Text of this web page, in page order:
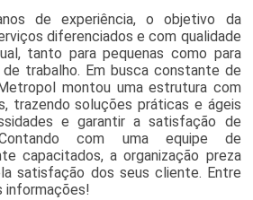
de experiência, o objetivo da
diferenciados e com qualidade
tanto para pequenas como para
de trabalho. Em busca constante de
montou uma estrutura com
trazendo soluções práticas e ágeis
e garantir a satisfação de
com uma equipe de
capacitados, a organização preza
satisfação dos seus cliente. Entre
informações!